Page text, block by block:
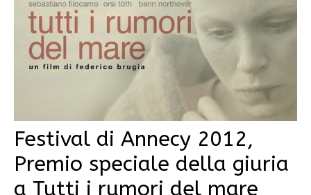
Festival di Annecy 2012,
Premio speciale della giuria
a Tutti i rumori del mare